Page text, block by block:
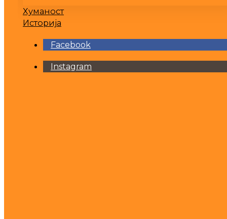
Хуманост
Историја
Facebook
Instagram